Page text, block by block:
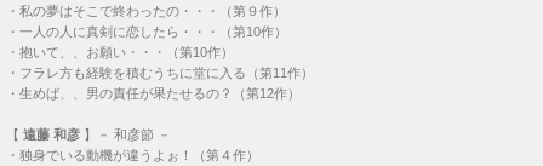
・ 私の夢はそこで終わったの・・・（第９作）
・ 一人の人に真剣に恋したら・・・（第10作）
・ 抱いて、、お願い・・・（第10作）
・ フラレ方も経験を積むうちに堂に入る（第11作）
・ 生めば、、男の責任が果たせるの？（第12作）
【 遠藤 和彦 】－ 和彦節 －
・ 独身でいる動機が違うよぉ！（第４作）